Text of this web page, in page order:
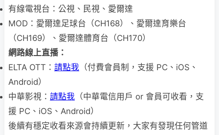
有線電視台：公視、民視、愛爾達
MOD：愛爾達足球台（CH168）、愛爾達育樂台
（CH169）、愛爾達體育台（CH170）
網路線上直播：
ELTA OTT： 請點我 （付費會員制，支援 PC、iOS、
Android）
中華影視： 請點我 （中華電信用戶 or 會員可收看，支
援 PC、iOS、Android）
後續有穩定收看來源會持續更新，大家有發現任何管道